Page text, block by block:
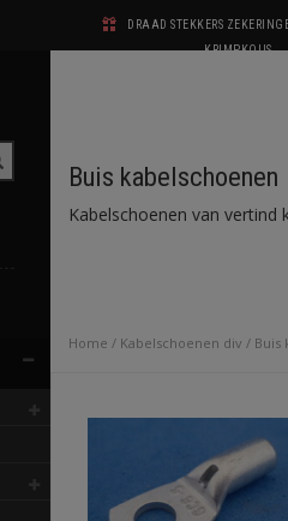
DRAAD STEKKERS
KRIMPKOUS
Buis kabelschoenen
Kabelschoenen van vertind
Home / Kabelschoenen div / Buis